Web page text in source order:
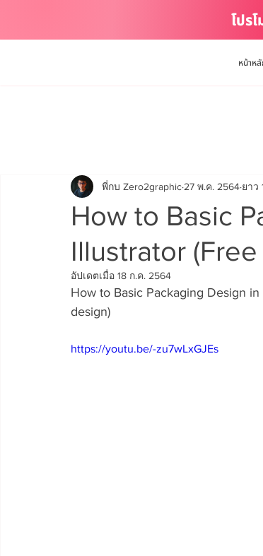
โปร
หน้าห
How to Basic
Illustrator
พี่กบ Zero2graphic 27 พ.ค. 2564 ยาว
อัปเดตเมื่อ 18 ก.ค. 2564
How to Basic Packaging Design
design)
https://youtu.be/-zu7wLxGJEs